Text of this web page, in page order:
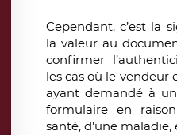
Cependant, c’est la
la valeur au
confirmer
les cas où le vendeur
ayant demandé à
formulaire en
santé, d’une maladie,